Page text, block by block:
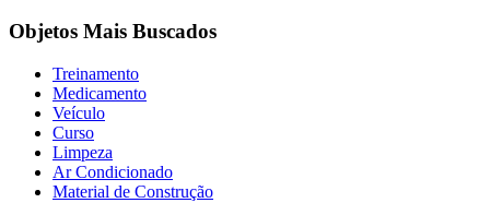
Objetos Mais Buscados
Treinamento
Medicamento
Veículo
Curso
Limpeza
Ar Condicionado
Material de Construção